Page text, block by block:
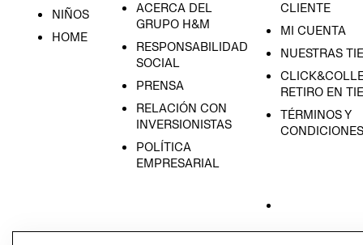
NIÑOS
HOME
ACERCA DEL
GRUPO H&M
RESPONSABILIDAD
SOCIAL
PRENSA
RELACIÓN CON
INVERSIONISTAS
POLÍTICA
EMPRESARIAL
CLIENTE
MI CUENTA
NUESTRAS
RETIRO EN
TÉRMINOS Y
CONDICIONES